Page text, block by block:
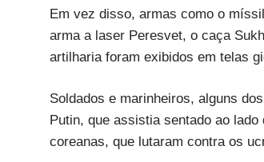
Em vez disso, armas como o
arma a laser Peresvet, o caça
artilharia foram exibidos em telas
Soldados e marinheiros, alguns
Putin, que assistia sentado ao
coreanas, que lutaram contra os